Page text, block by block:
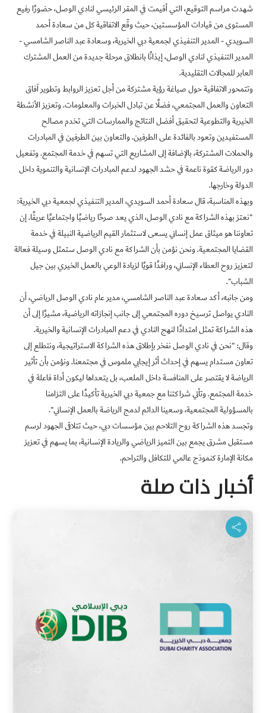
شهدت مراسم التوقيع، التي أقيمت في المقر الرئيسي لنادي الوصل، حضورًا رفيع
المستوى من قيادات المؤسستين، حيث وقّع الاتفاقية كل من سعادة أحمد
السويدي - المدير التنفيذي لجمعية دبي الخيرية، وسعادة عبد الناصر الشامسي -
المدير التنفيذي لنادي الوصل، إيذانًا بانطلاق مرحلة جديدة من العمل المشترك
العابر للمجالات التقليدية.
وتتمحور الاتفاقية حول صياغة رؤية مشتركة من أجلتعزيز الروابط وتطوير آفاق
التعاون والعمل المجتمعي، فضلًا عن تبادل الخبرات والمعلومات.وتعزيز الأنشطة
الخيرية والتطوعية لتحقيق أفضل النتائج والممارسات التي تخدم مصالح
المستفيدين وتعود بالفائدة على الطرفين. والتعاون بين الطرفين في المبادرات
والحملات المشتركة، بالإضافة إلى المشاريع التي تسهم في خدمة المجتمع.وتفعيل
دور الرياضة كقوة ناعمة في حشد الجهود لدعم المبادرات الإنسانية والتنموية داخل
الدولة وخارجها.
وبهذه المناسبة، قال سعادة أحمد السويدي، المدير التنفيذي لجمعية دبي الخيرية:
"نعتز بهذه الشراكة مع نادي الوصل، الذي يعد صرحًا رياضيًا واجتماعيًا عريقًا. إن
تعاوننا هو ميثاق عمل إنساني يسعى لاستثمار القيم الرياضية النبيلة في خدمة
القضايا المجتمعية. ونحن نؤمن بأن الشراكة مع نادي الوصل ستمثل وسيلة فعالة
لتعزيز روح العطاء الإنساني، ورافدًا قويًا لزيادة الوعي بالعمل الخيري بين جيل
الشباب."
ومن جانبه، أكد سعادة عبد الناصر الشامسي، مدير عام نادي الوصل الرياضي، أن
النادي يواصل ترسيخ دوره المجتمعي إلى جانب إنجازاته الرياضية، مشيرًا إلى أن
هذه الشراكة تمثل امتدادًا لنهج النادي في دعم المبادرات الإنسانية والخيرية.
وقال: "نحن في نادي الوصل نفخر بإطلاق هذه الشراكة الاستراتيجية، ونتطلع إلى
تعاون مستدام يسهم في إحداث أثر إيجابي ملموس في مجتمعنا. ونؤمن بأن تأثير
الرياضة لا يقتصر على المنافسة داخل الملعب، بل يتعداها ليكون أداة فاعلة في
خدمة المجتمع. وتأتي شراكتنا مع جمعية دبي الخيرية تأكيدًا على التزامنا
بالمسؤولية المجتمعية، وسعينا الدائم لدمج الرياضة بالعمل الإنساني".
وتجسد هذه الشراكة روح التلاحم بين مؤسسات دبي، حيث تتلاقى الجهود لرسم
مستقبل مشرق يجمع بين التميز الرياضي والريادة الإنسانية، بما يسهم في تعزيز
مكانة الإمارة كنموذج عالمي للتكافل والتراحم.
أخبار ذات صلة